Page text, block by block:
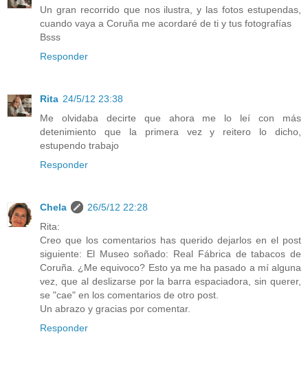
Un gran recorrido que nos ilustra, y las fotos estupendas,
cuando vaya a Coruña me acordaré de ti y tus fotografías
Bsss
Responder
Rita 24/5/12 23:38
Me olvidaba decirte que ahora me lo leí con más
detenimiento que la primera vez y reitero lo dicho,
estupendo trabajo
Responder
Chela
26/5/12 22:28
Rita:
Creo que los comentarios has querido dejarlos en el post
siguiente: El Museo soñado: Real Fábrica de tabacos de
Coruña. ¿Me equivoco? Esto ya me ha pasado a mí alguna
vez, que al deslizarse por la barra espaciadora, sin querer,
se "cae" en los comentarios de otro post.
Un abrazo y gracias por comentar.
Responder